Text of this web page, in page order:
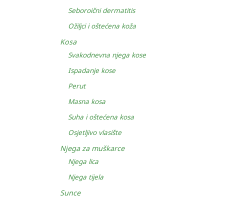
Seboroični dermatitis
Ožiljci i oštećena koža
Kosa
Svakodnevna njega kose
Ispadanje kose
Perut
Masna kosa
Suha i oštećena kosa
Osjetljivo vlasište
Njega za muškarce
Njega lica
Njega tijela
Sunce